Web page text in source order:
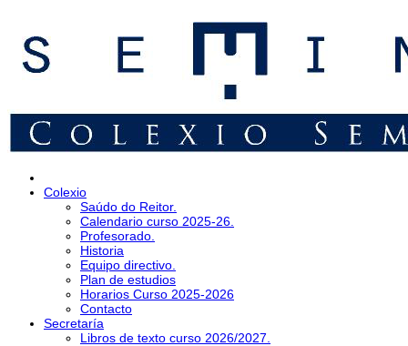
Colexio
Saúdo do Reitor.
Calendario curso 2025-26.
Profesorado.
Historia
Equipo directivo.
Plan de estudios
Horarios Curso 2025-2026
Contacto
Secretaría
Libros de texto curso 2026/2027.